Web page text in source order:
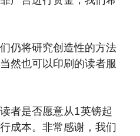
仍将研究创造性的方法
然也可以印刷的读者服
者是否愿意从1英镑起
成本。非常感谢，我们